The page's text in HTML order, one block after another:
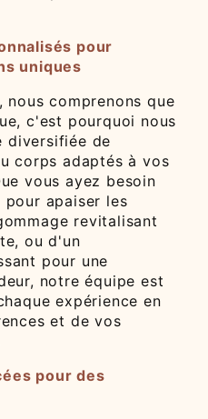
pour
uniques
nous comprenons que
c'est pourquoi nous
diversifiée de
corps adaptés à vos
vous ayez besoin
pour apaiser les
revitalisant
ou d'un
pour une
notre équipe est
expérience en
et de vos
pour des